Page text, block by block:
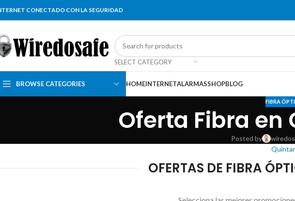
CONECTADO CON LA SEGURIDAD
SELECT CATEGORY
BROWSE CATEGORIES HOMEINTERNETALARMASSHOPBLOG
FIBRA
Oferta Fibra
Posted by
OFERTAS DE FIBRA